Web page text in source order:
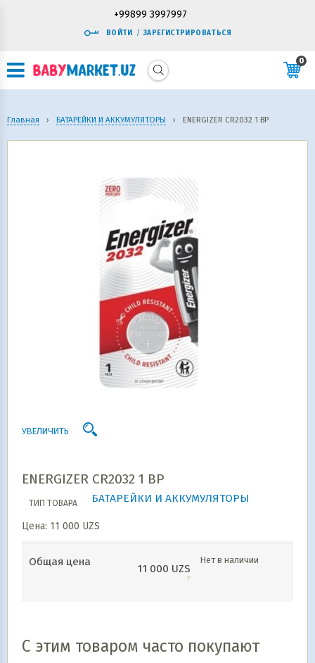
+99899 3997997
ВОЙТИ / ЗАРЕГИСТРИРОВАТЬСЯ
0
Главная › БАТАРЕЙКИ И АККУМУЛЯТОРЫ › ENERGIZER CR2032 1 BP
УВЕЛИЧИТЬ
ENERGIZER CR2032 1 BP
ТИП ТОВАРА БАТАРЕЙКИ И АККУМУЛЯТОРЫ
Цена: 11 000 UZS
Общая цена
11 000 UZS
Нет в наличии
С этим товаром часто покупают